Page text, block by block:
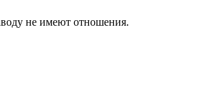
не имеют отношения.